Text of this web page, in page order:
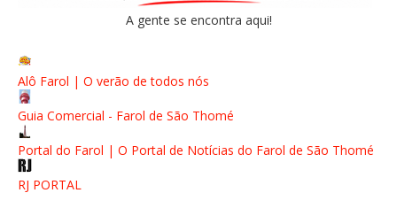
A gente se encontra aqui!
Alô Farol | O verão de todos nós
Guia Comercial - Farol de São Thomé
Portal do Farol | O Portal de Notícias do Farol de São Thomé
RJ PORTAL